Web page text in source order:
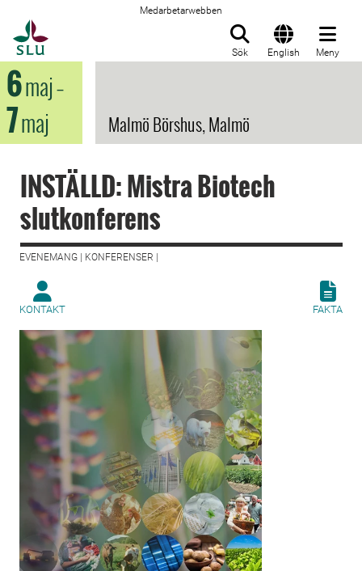
Medarbetarwebben
Sök English Meny
6maj–
7maj Malmö Börshus, Malmö
INSTÄLLD: Mistra Biotech
slutkonferens
EVENEMANG | KONFERENSER |
KONTAKT FAKTA